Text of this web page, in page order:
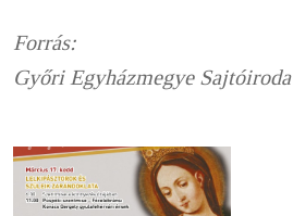
Forrás:
Győri Egyházmegye Sajtóiroda